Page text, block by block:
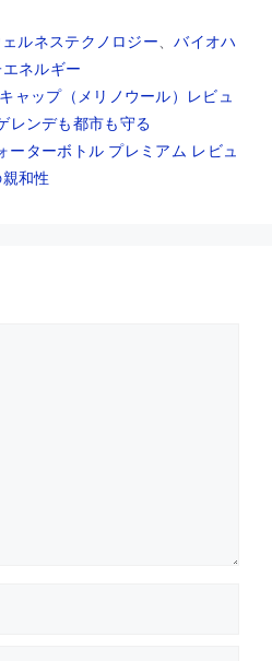
ェルネステクノロジー 、バイオハ
ネルギー
ャップ（メリノウール）レビュ
レンデも都市も守る
ターボトル プレミアム レビュ
和性